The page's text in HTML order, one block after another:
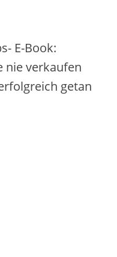
E-Book:
nie verkaufen
getan